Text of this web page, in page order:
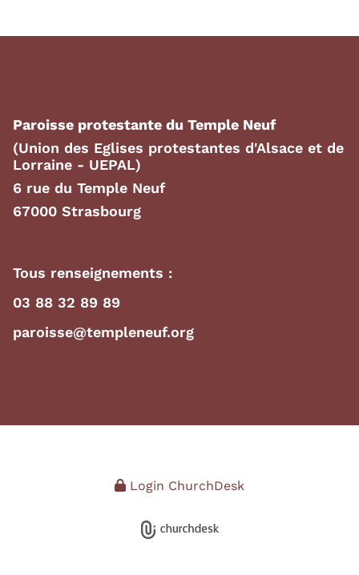
Paroisse protestante du Temple Neuf
(Union des Eglises protestantes d'Alsace et de
Lorraine - UEPAL)
6 rue du Temple Neuf
67000 Strasbourg
Tous renseignements :
03 88 32 89 89
paroisse@templeneuf.org
Login ChurchDesk